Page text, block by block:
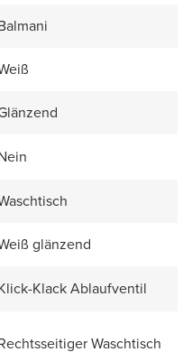
glänzend
Klack Ablaufventil
Waschtisch